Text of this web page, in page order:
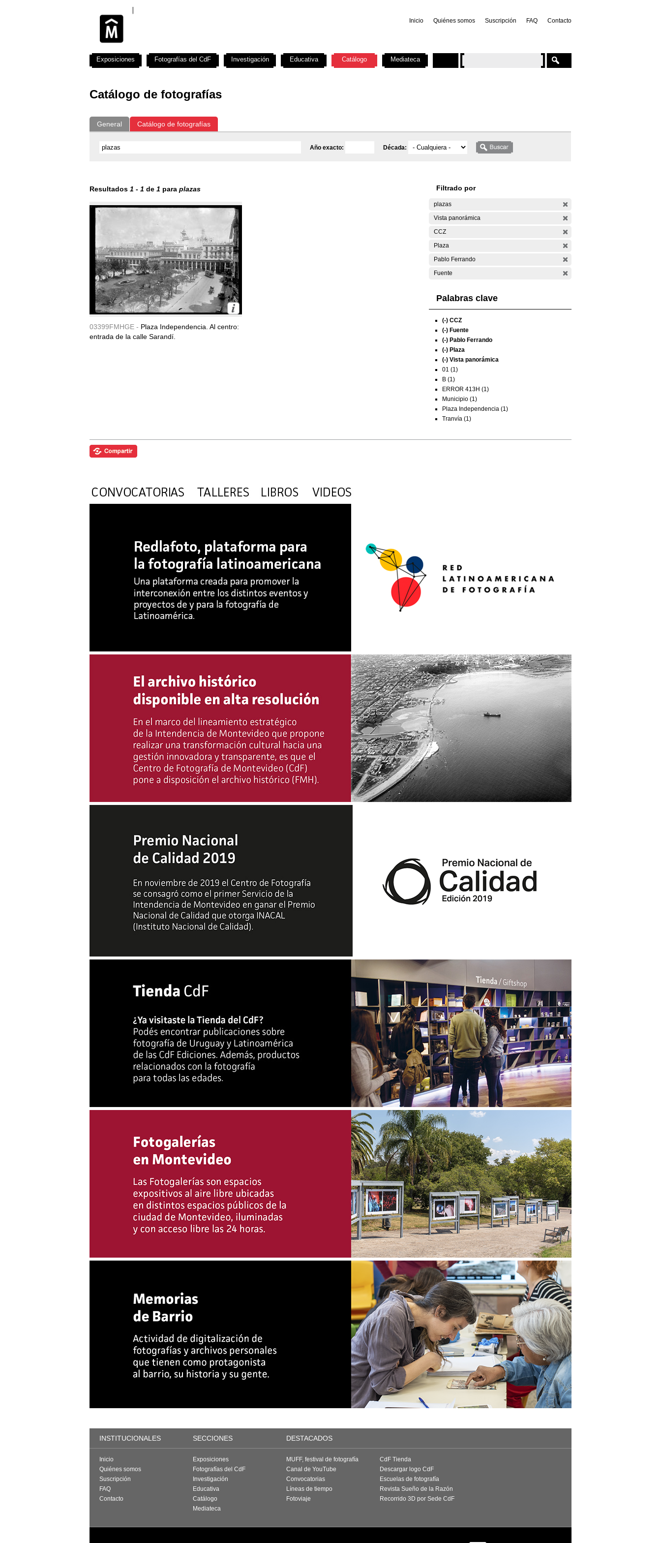
Inicio Quiénes somos Suscripción FAQ Contacto
Catálogo de fotografías
General Catálogo de fotografías
Año exacto: Década:
Resultados 1 - 1 de 1 para plazas
03399FMHGE - Plaza Independencia. Al centro:
entrada de la calle Sarandí.
Filtrado por
plazas
Vista panorámica
CCZ
Plaza
Pablo Ferrando
Fuente
Palabras clave
(-) CCZ
(-) Fuente
(-) Pablo Ferrando
(-) Plaza
(-) Vista panorámica
01 (1)
B (1)
ERROR 413H (1)
Municipio (1)
Plaza Independencia (1)
Tranvía (1)
Exposiciones Fotografías del CdF Investigación Educativa Catálogo Mediateca
INSTITUCIONALES SECCIONES DESTACADOS
Inicio
Quiénes somos
Suscripción
FAQ
Contacto
Exposiciones
Fotografías del CdF
Investigación
Educativa
Catálogo
Mediateca
MUFF, festival de fotografía
Canal de YouTube
Convocatorias
Líneas de tiempo
Fotoviaje
CdF Tienda
Descargar logo CdF
Escuelas de fotografía
Revista Sueño de la Razón
Recorrido 3D por Sede CdF